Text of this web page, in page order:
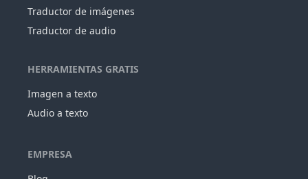
Traductor de imágenes
Traductor de audio
HERRAMIENTAS GRATIS
Imagen a texto
Audio a texto
EMPRESA